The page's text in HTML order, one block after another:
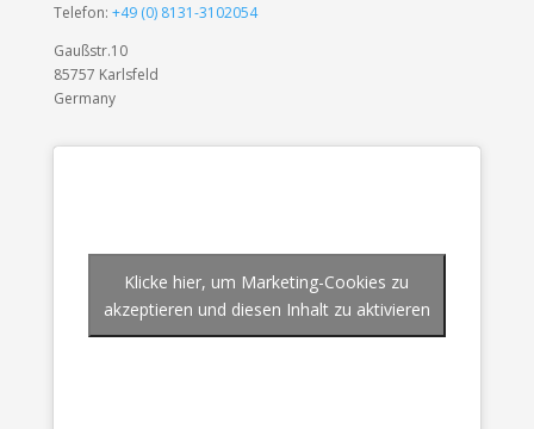
Telefon: +49 (0) 8131-3102054
Gaußstr.10
85757 Karlsfeld
Germany
Klicke hier, um Marketing-Cookies zu
akzeptieren und diesen Inhalt zu aktivieren